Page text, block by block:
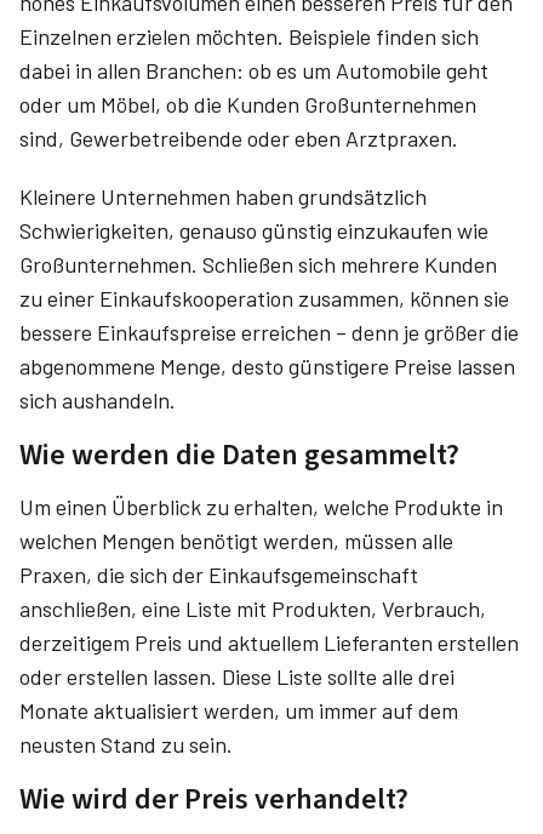
Einzelnen erzielen möchten. Beispiele finden sich
dabei in allen Branchen: ob es um Automobile geht
oder um Möbel, ob die Kunden Großunternehmen
sind, Gewerbetreibende oder eben Arztpraxen.
Kleinere Unternehmen haben grundsätzlich
Schwierigkeiten, genauso günstig einzukaufen wie
Großunternehmen. Schließen sich mehrere Kunden
zu einer Einkaufskooperation zusammen, können sie
bessere Einkaufspreise erreichen – denn je größer die
abgenommene Menge, desto günstigere Preise lassen
sich aushandeln.
Wie werden die Daten gesammelt?
Um einen Überblick zu erhalten, welche Produkte in
welchen Mengen benötigt werden, müssen alle
Praxen, die sich der Einkaufsgemeinschaft
anschließen, eine Liste mit Produkten, Verbrauch,
derzeitigem Preis und aktuellem Lieferanten erstellen
oder erstellen lassen. Diese Liste sollte alle drei
Monate aktualisiert werden, um immer auf dem
neusten Stand zu sein.
Wie wird der Preis verhandelt?